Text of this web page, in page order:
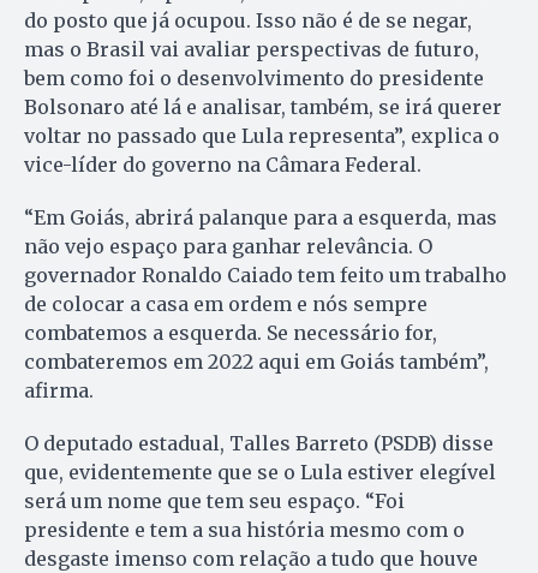
do posto que já ocupou. Isso não é de se negar,
mas o Brasil vai avaliar perspectivas de futuro,
bem como foi o desenvolvimento do presidente
Bolsonaro até lá e analisar, também, se irá querer
voltar no passado que Lula representa”, explica o
vice-líder do governo na Câmara Federal.
“Em Goiás, abrirá palanque para a esquerda, mas
não vejo espaço para ganhar relevância. O
governador Ronaldo Caiado tem feito um trabalho
de colocar a casa em ordem e nós sempre
combatemos a esquerda. Se necessário for,
combateremos em 2022 aqui em Goiás também”,
afirma.
O deputado estadual, Talles Barreto (PSDB) disse
que, evidentemente que se o Lula estiver elegível
será um nome que tem seu espaço. “Foi
presidente e tem a sua história mesmo com o
desgaste imenso com relação a tudo que houve